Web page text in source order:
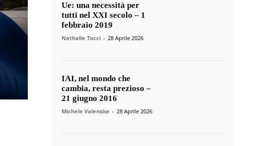
Ue: una necessità per
tutti nel XXI secolo – 1
febbraio 2019
Nathalie Tocci - 28 Aprile 2026
IAI, nel mondo che
cambia, resta prezioso –
21 giugno 2016
Michele Valensise - 28 Aprile 2026